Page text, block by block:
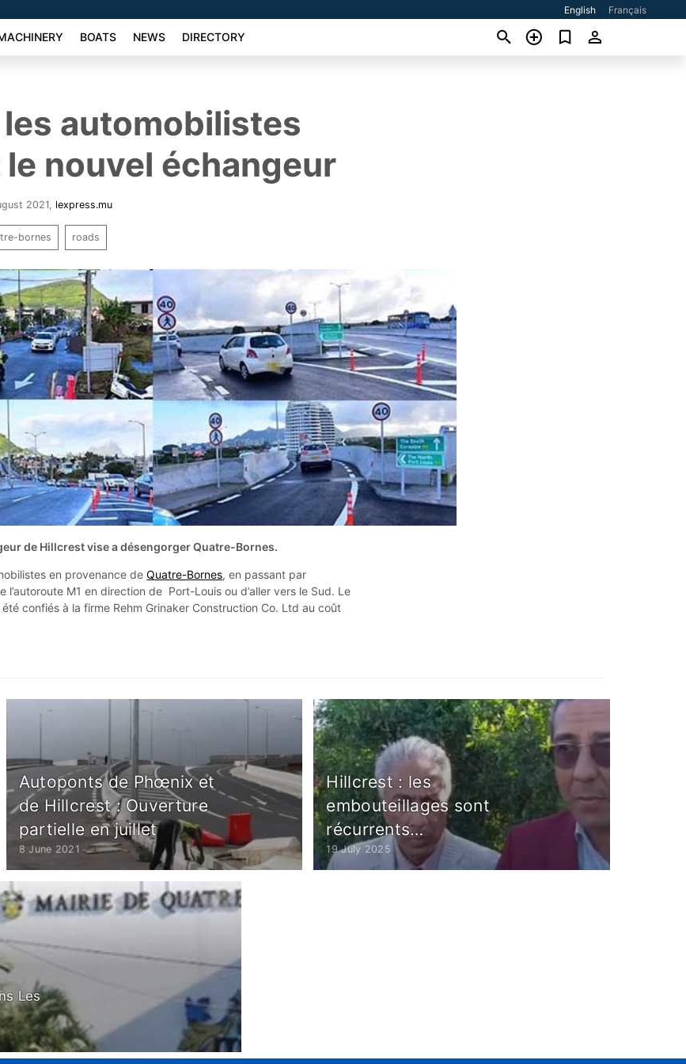
English Français
BOATS NEWS DIRECTORY
automobilistes
nouvel échangeur
2021 lexpress.mu
bornes roads
de Hillcrest vise a désengorger Quatre-Bornes.
en provenance deQuatre-Bornes, en passant par
l’autoroute M1 en direction de Port-Louis ou d’aller vers le Sud. Le
confiés à la firme Rehm Grinaker Construction Co. Ltd au coût
Autoponts de Phœnix et
de Hillcrest : Ouverture
partielle en juillet
8 June 2021
Hillcrest : les
embouteillages sont
récurrents…
19 July 2025
Les